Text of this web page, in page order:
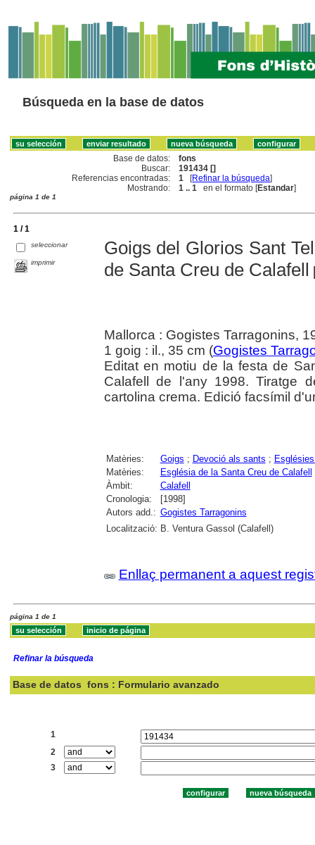
Búsqueda en la base de datos
Base de datos:
fons
Buscar:
191434 []
Referencias encontradas:
1 [Refinar la búsqueda]
Mostrando:
1 .. 1 en el formato [Estandar]
página 1 de 1
1 / 1
seleccionar
imprimir
Goigs del Glorios Sant
de Santa Creu de Calafell
Mallorca : Gogistes Tarragonins,
1 goig : il., 35 cm (Gogistes
Editat en motiu de la festa de
Calafell de l'any 1998. Tiratge
cartolina crema. Edició facsímil
Matèries: Goigs ; Devoció als sants ;
Matèries:
Església de la Santa Creu de Calafell
Àmbit:
Calafell
Cronologia:
[1998]
Autors add.: Gogistes Tarragonins
Localització: B. Ventura Gassol (Calafell)
Enllaç permanent a aquest
página 1 de 1
Refinar la búsqueda
Base de datos fons : Formulario avanzado
1
2
3